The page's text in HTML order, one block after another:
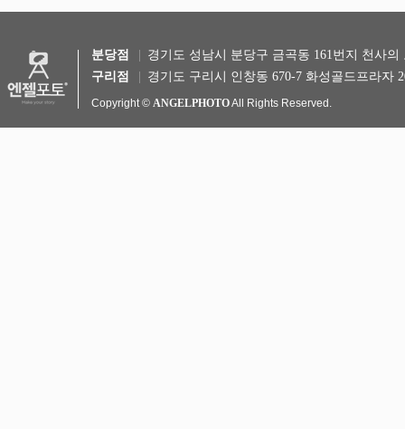
분당점
경기도 성남시 분당구 금곡동 161번지 천사
구리점
경기도 구리시 인창동 670-7 화성골드프라자
Copyright © ANGELPHOTOAll Rights Reserved.